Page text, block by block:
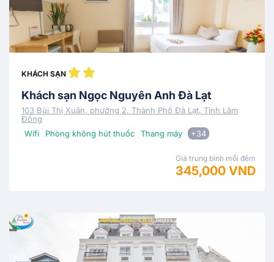
KHÁCH SẠN
Khách sạn Ngọc Nguyên Anh Đà Lạt
103 Bùi Thị Xuân, phường 2, Thành Phố Đà Lạt, Tỉnh Lâm
Đồng
Wifi
Phòng không hút thuốc Thang máy +34
Giá trung bình mỗi đêm
345,000 VND